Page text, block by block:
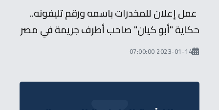
عمل إعلان للمخدرات باسمه ورقم تليفونه..
حكاية "أبو كيان" صاحب أطرف جريمة في مصر
2023-01-14 07:00:00